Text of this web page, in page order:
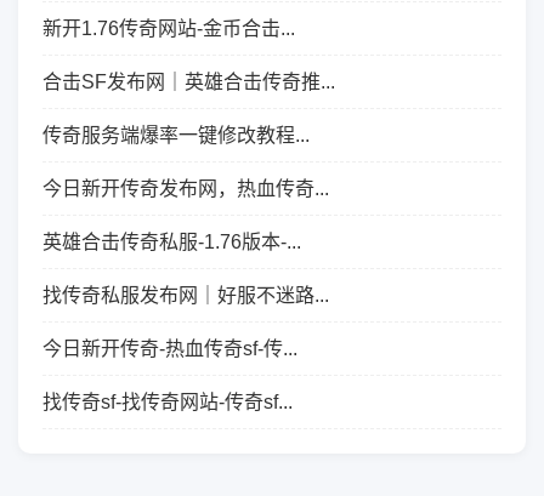
新开1.76传奇网站-金币合击...
合击SF发布网｜英雄合击传奇推...
传奇服务端爆率一键修改教程...
今日新开传奇发布网，热血传奇...
英雄合击传奇私服-1.76版本-...
找传奇私服发布网｜好服不迷路...
今日新开传奇-热血传奇sf-传...
找传奇sf-找传奇网站-传奇sf...